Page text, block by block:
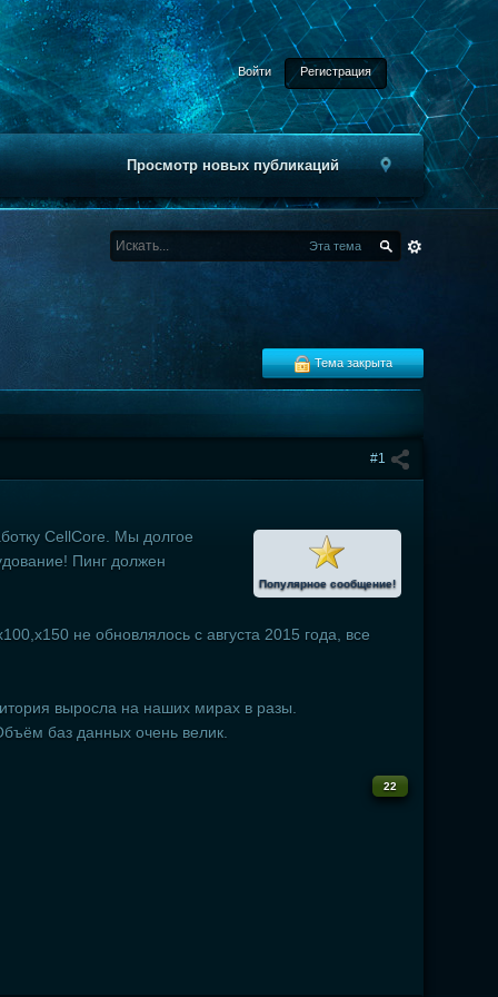
Войти Регистрация
Просмотр новых публикаций
Эта тема
Тема закрыта
#1
Популярное сообщение!
CellCore. Мы долгое
Пинг должен
не обновлялось с августа 2015 года, все
выросла на наших мирах в разы.
баз данных очень велик.
22